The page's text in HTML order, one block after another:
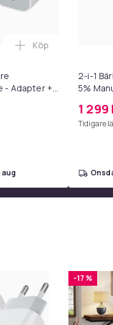
Snabbladdare med
- Adapter +
Lägg till iPhone
Köp
aug
2-i-1
5%
1 299
Tidigare
-17 %